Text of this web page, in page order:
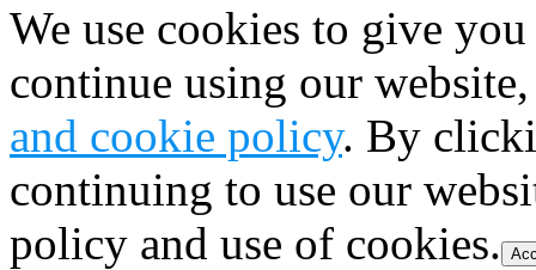
We use cookies to give
continue using our
and cookie policy. By
continuing to use our
policy and use of cookies.